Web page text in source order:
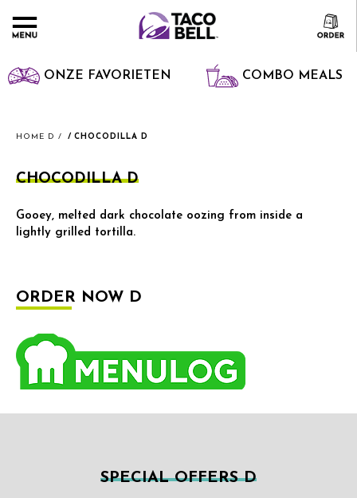
ONZE FAVORIETEN COMBO MEALS
HOME D CHOCODILLA D
CHOCODILLA D
Gooey, melted dark chocolate oozing from inside a
lightly grilled tortilla.
ORDER NOW D
SPECIAL OFFERS D